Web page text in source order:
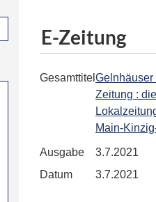
E-Zeitung
Gesamttitel Gelnhäuser
Zeitung : die
Main-
Ausgabe
3.7.2021
Datum
3.7.2021